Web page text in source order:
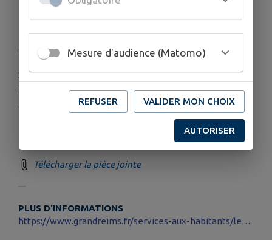
🗓️Achat possible à partir de
début juillet 2026
💻 Sur :www.grandreims-mobilites.fr/fr/
🏢 Ou à la Maison des Mobilités, parvis de la
gare de Reims.
❌ Ces titres donnent accès au réseau urbain
uniquement et ne permettent pas d'utiliser les
cars scolaires du Grand Reims.
Télécharger la pièce jointe
PLUS D'INFORMATIONS
https://www.grandreims.fr/services-aux-habitants/les-transports-scolaires
Mesure d'audience (Matomo)
REFUSER VALIDER MON CHOIX
AUTORISER